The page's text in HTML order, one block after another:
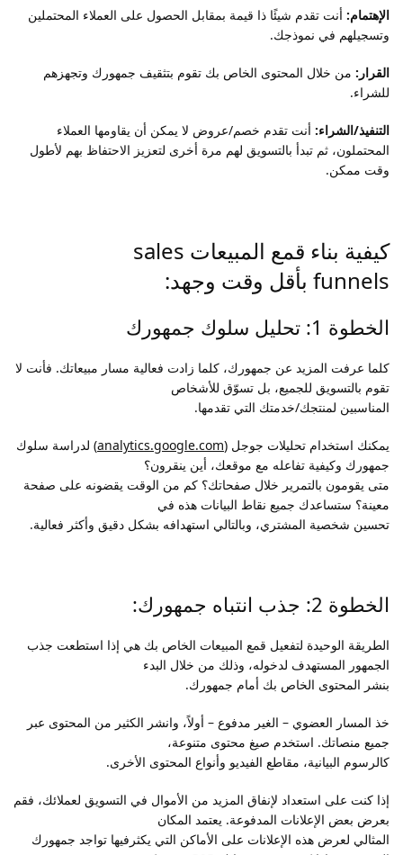
الإهتمام: أنت تقدم شيئًا ذا قيمة بمقابل الحصول على العملاء المحتملين
وتسجيلهم في نموذجك.
القرار: من خلال المحتوى الخاص بك تقوم بتثقيف جمهورك وتجهزهم
للشراء.
التنفيذ/الشراء: أنت تقدم خصم/عروض لا يمكن أن يقاومها العملاء
المحتملون، ثم تبدأ بالتسويق لهم مرة أخرى لتعزيز الاحتفاظ بهم لأطول
وقت ممكن.
كيفية بناء قمع المبيعات sales
funnels بأقل وقت وجهد:
الخطوة 1: تحليل سلوك جمهورك
كلما عرفت المزيد عن جمهورك، كلما زادت فعالية مسار مبيعاتك. فأنت لا
تقوم بالتسويق للجميع، بل تسوّق للأشخاص
المناسبين لمنتجك/خدمتك التي تقدمها.
يمكنك استخدام تحليلات جوجل (analytics.google.com) لدراسة سلوك
جمهورك وكيفية تفاعله مع موقعك، أين ينقرون؟
متى يقومون بالتمرير خلال صفحاتك؟ كم من الوقت يقضونه على صفحة
معينة؟ ستساعدك جميع نقاط البيانات هذه في
تحسين شخصية المشتري، وبالتالي استهدافه بشكل دقيق وأكثر فعالية.
الخطوة 2: جذب انتباه جمهورك:
الطريقة الوحيدة لتفعيل قمع المبيعات الخاص بك هي إذا استطعت جذب
الجمهور المستهدف لدخوله، وذلك من خلال البدء
بنشر المحتوى الخاص بك أمام جمهورك.
خذ المسار العضوي – الغير مدفوع – أولاً، وانشر الكثير من المحتوى عبر
جميع منصاتك. استخدم صيغ محتوى متنوعة،
كالرسوم البيانية، مقاطع الفيديو وأنواع المحتوى الأخرى.
إذا كنت على استعداد لإنفاق المزيد من الأموال في التسويق لعملائك، فقم
بعرض بعض الإعلانات المدفوعة. يعتمد المكان
المثالي لعرض هذه الإعلانات على الأماكن التي يكثرفيها تواجد جمهورك